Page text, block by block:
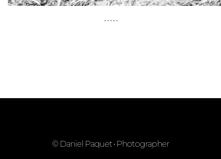
• • • • •
© Daniel Paquet • Photographer